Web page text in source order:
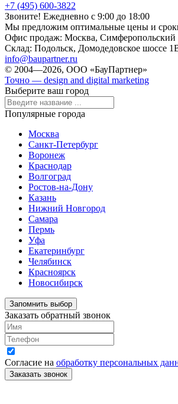
+7 (495) 600-3822
Звоните! Ежедневно с 9:00 до 18:00
Мы предложим оптимальные цены и
Офис продаж: Москва, Симферопольский
Склад: Подольск, Домодедовское шоссе
info@baupartner.ru
© 2004—2026, ООО «БауПартнер»
Точно — design and digital marketing
Выберите ваш город
Популярные города
Москва
Санкт-Петербург
Воронеж
Краснодар
Волгоград
Ростов-на-Дону
Казань
Нижний Новгород
Самара
Пермь
Уфа
Екатеринбург
Челябинск
Красноярск
Новосибирск
Запомнить выбор
Заказать обратный звонок
Согласие на обработку персональных